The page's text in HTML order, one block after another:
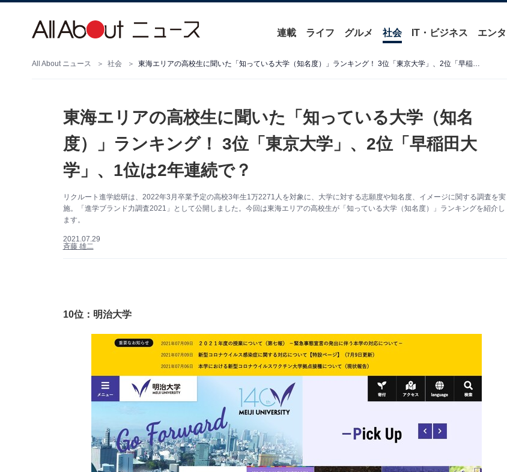
連載 ライフ グルメ 社会 IT・ビジネス エン
All About ニュース 社会 東海エリアの高校生に聞いた「知っている大学（知名度）」ランキング！ 3位「東京大学」、2位「早稲田大学」、1位は2年連続で？
東海エリアの高校生に聞いた「知っている大学（知名
度）」ランキング！ 3位「東京大学」、2位「早稲田大
学」、1位は2年連続で？
リクルート進学総研は、2022年3月卒業予定の高校3年生1万2271人を対象に、大学に対する志願度や知名度、イメージに関する調査を実
施。「進学ブランド力調査2021」として公開しました。今回は東海エリアの高校生が「知っている大学（知名度）」ランキングを紹介し
ます。
2021.07.29
斉藤 雄二
10位：明治大学